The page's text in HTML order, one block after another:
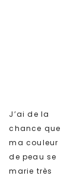
J’ai de la
chance que
ma couleur
de peau se
marie très